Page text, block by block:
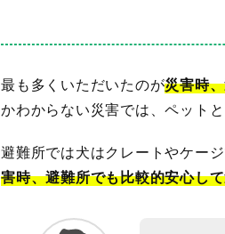
最も多くいただいたのが災害時
かわからない災害では、ペット
避難所では犬はクレートやケー
害時、避難所でも比較的安心し